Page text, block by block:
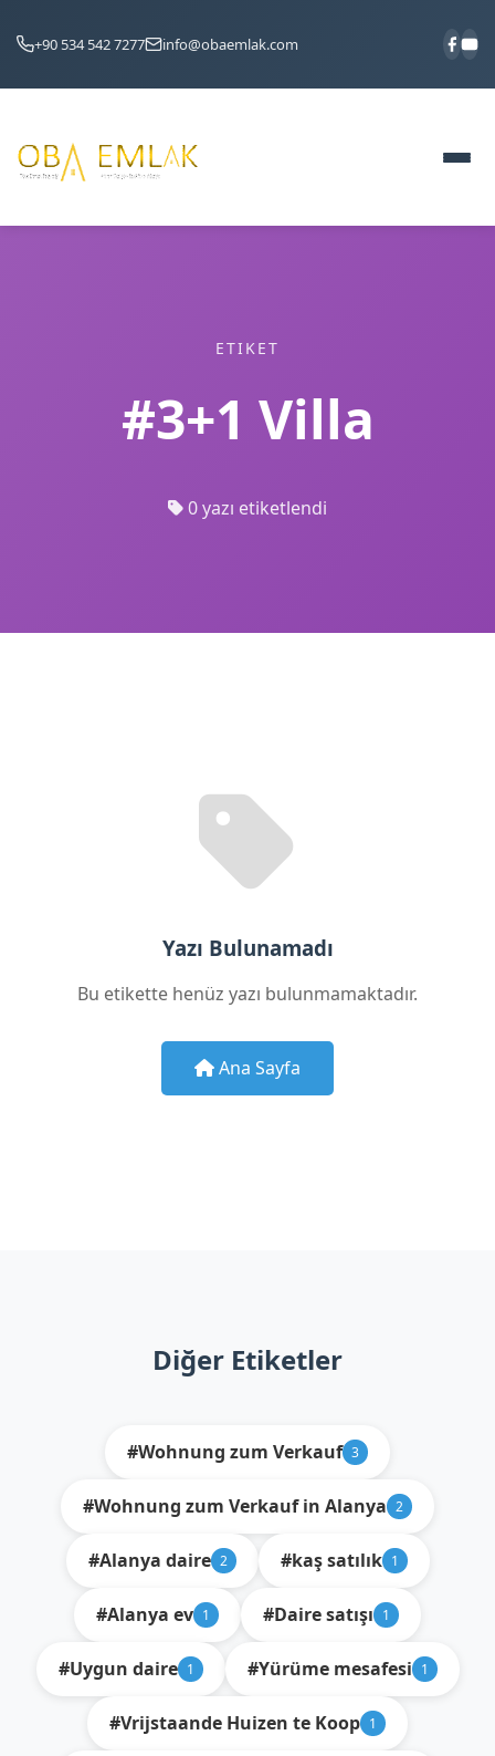
+90 534 542 7277 info@obaemlak.com
ETIKET
#3+1 Villa
0 yazı etiketlendi
Yazı Bulunamadı
Bu etikette henüz yazı bulunmamaktadır.
Ana Sayfa
Diğer Etiketler
#Wohnung zum Verkauf 3
#Wohnung zum Verkauf in Alanya 2
#Alanya daire 2 #kaş satılık 1
#Alanya ev 1 #Daire satışı 1
#Uygun daire 1 #Yürüme mesafesi 1
#Vrijstaande Huizen te Koop 1